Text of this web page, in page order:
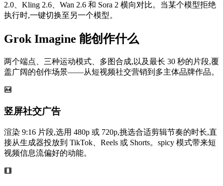
2.0、Kling 2.6、Wan 2.6 和 Sora 2 横向对比。当某个模型拒绝
执行时,一键切换至另一个模型。
Grok Imagine 能创作什么
两个端点、三种运动模式、多图合成,以及最长 30 秒的片段,覆
盖广阔的创作场景——从短视频社交营销到多主体品牌作品。
竖屏社交广告
渲染 9:16 片段,选用 480p 或 720p,挑选合适剪辑节奏的时长,直
接从生成器投放到 TikTok、Reels 或 Shorts。spicy 模式带来短
视频信息流偏好的动能。